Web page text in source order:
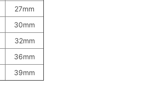
27mm
30mm
32mm
36mm
39mm